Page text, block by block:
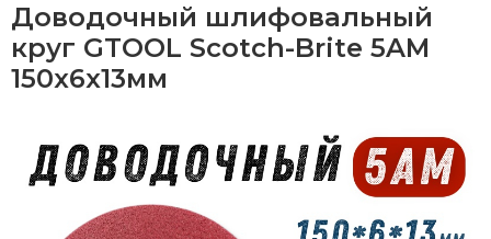
Доводочный шлифовальный
круг GTOOL Scotch-Brite 5AM
150х6х13мм